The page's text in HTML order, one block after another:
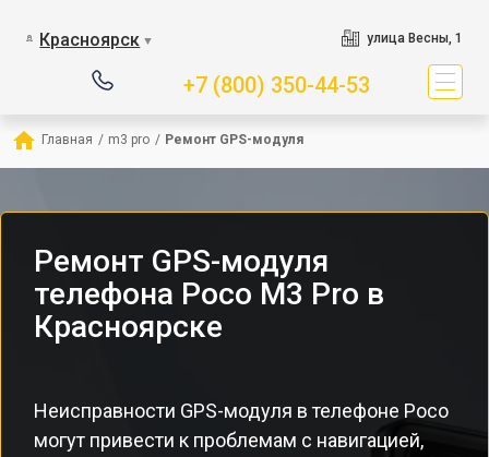
Красноярск ▼ улица Весны, 1
+7 (800) 350-44-53
Главная / m3 pro / Ремонт GPS-модуля
Ремонт GPS-модуля
телефона Poco M3 Pro в
Красноярске
Неисправности GPS-модуля в телефоне Poco
могут привести к проблемам с навигацией,